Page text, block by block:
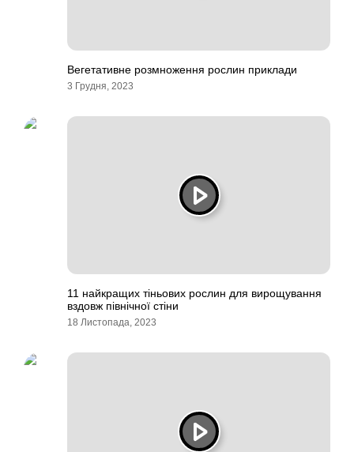
Вегетативне розмноження рослин приклади
3 Грудня, 2023
11 найкращих тіньових рослин для вирощування
вздовж північної стіни
18 Листопада, 2023